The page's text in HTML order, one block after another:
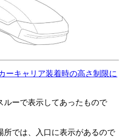
ーキャリア装着時の高さ制限に
ルーで表示してあったもので
所では、入口に表示があるので